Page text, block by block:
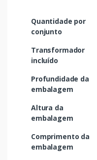
Quantidade por
conjunto
Transformador
incluído
Profundidade da
embalagem
Altura da
embalagem
Comprimento da
embalagem